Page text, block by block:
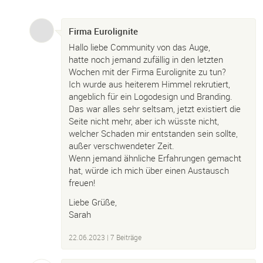
Firma Eurolignite
Hallo liebe Community von das Auge,
hatte noch jemand zufällig in den letzten
Wochen mit der Firma Eurolignite zu tun?
Ich wurde aus heiterem Himmel rekrutiert,
angeblich für ein Logodesign und Branding.
Das war alles sehr seltsam, jetzt existiert die
Seite nicht mehr, aber ich wüsste nicht,
welcher Schaden mir entstanden sein sollte,
außer verschwendeter Zeit.
Wenn jemand ähnliche Erfahrungen gemacht
hat, würde ich mich über einen Austausch
freuen!
Liebe Grüße,
Sarah
22.06.2023 | 7 Beiträge